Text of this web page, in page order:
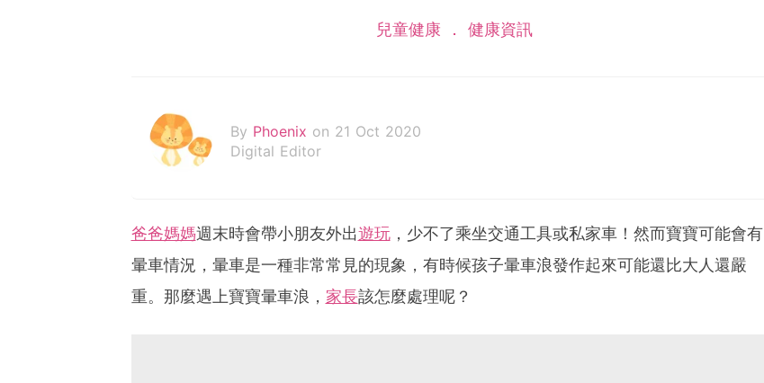
兒童健康 健康資訊
By Phoenix on 21 Oct 2020
Digital Editor
爸爸媽媽週末時會帶小朋友外出遊玩，少不了乘坐交通工具或私家車！然而寶寶可能會有
暈車情況，暈車是一種非常常見的現象，有時候孩子暈車浪發作起來可能還比大人還嚴
重。那麼遇上寶寶暈車浪， 家長該怎麼處理呢？